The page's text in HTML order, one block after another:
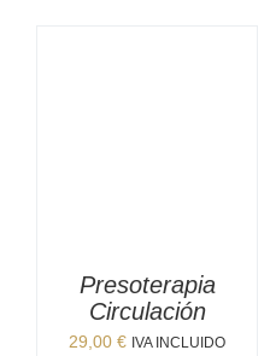
Presoterapia
Circulación
29,00 € IVA INCLUIDO